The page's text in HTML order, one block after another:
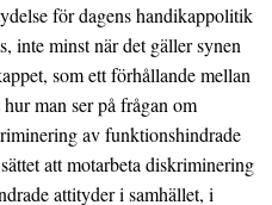
för dagens handikappolitik
inte minst när det gäller synen
som ett förhållande mellan
man ser på frågan om
av funktionshindrade
att motarbeta diskriminering
attityder i samhället, i